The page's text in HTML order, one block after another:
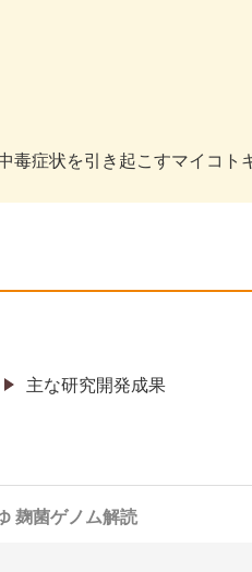
毒症状を引き起こすマイコト
主な研究開発成果
麹菌ゲノム解読